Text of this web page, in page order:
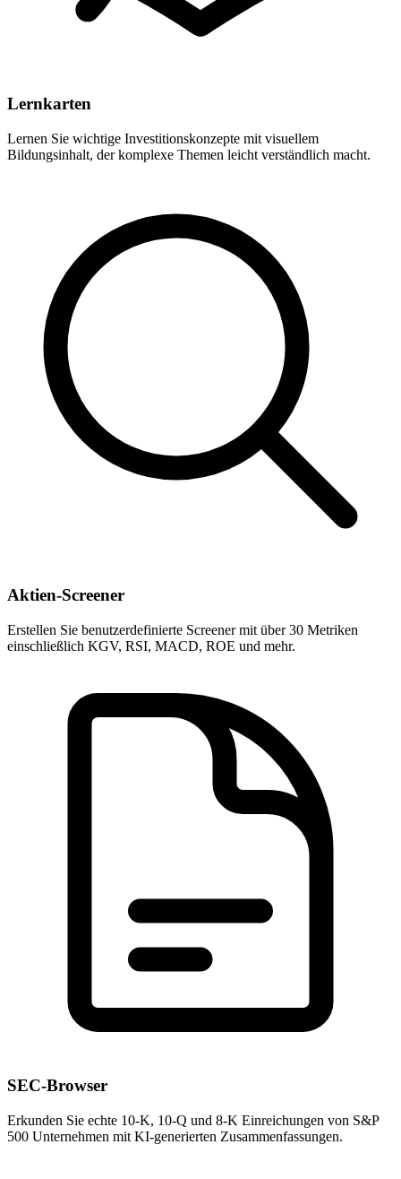
Lernkarten
Lernen Sie wichtige Investitionskonzepte mit visuellem
Bildungsinhalt, der komplexe Themen leicht verständlich macht.
Aktien-Screener
Erstellen Sie benutzerdefinierte Screener mit über 30 Metriken
einschließlich KGV, RSI, MACD, ROE und mehr.
SEC-Browser
Erkunden Sie echte 10-K, 10-Q und 8-K Einreichungen von S&P
500 Unternehmen mit KI-generierten Zusammenfassungen.